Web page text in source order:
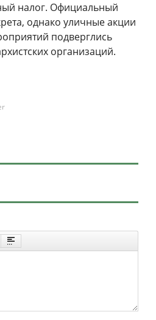
налог. Официальный
однако уличные акции
подверглись
организаций.